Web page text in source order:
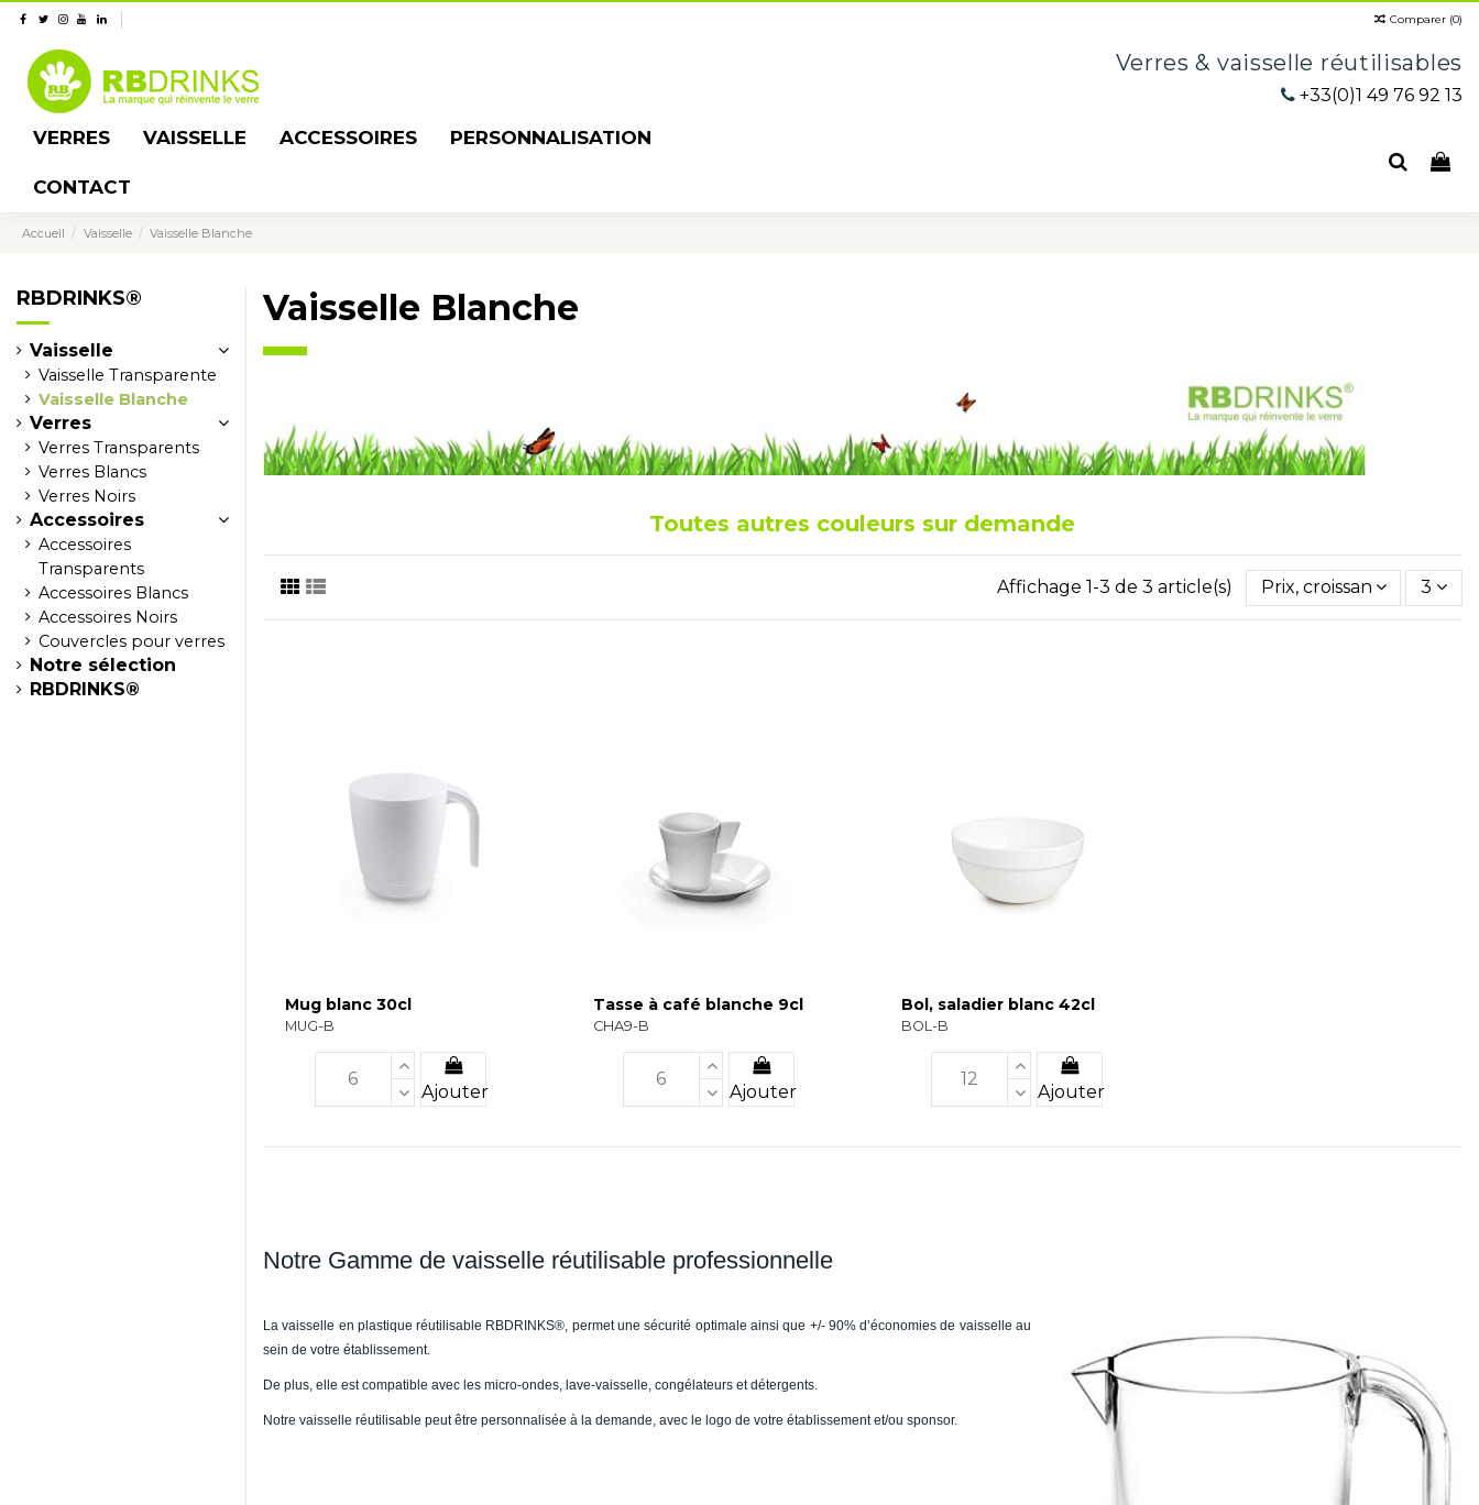
Comparer (0)
Verres & vaisselle réutilisables
+33(0)1 49 76 92 13
VERRES VAISSELLE ACCESSOIRES PERSONNALISATION
CONTACT
Accueil Vaisselle Vaisselle Blanche
Vaisselle Blanche
Toutes autres couleurs sur demande
Affichage 1-3 de 3 article(s) Prix, croissant 3
Mug blanc 30cl
MUG-B
Ajouter
Tasse à café blanche 9cl
CHA9-B
Ajouter
Bol, saladier blanc 42cl
BOL-B
Ajouter
Notre Gamme de vaisselle réutilisable professionnelle
Lavaisselle en plastiqueréutilisable RBDRINKS®, permet une sécurité optimale ainsi que +/- 90% d’économies de vaisselle au
sein de votre établissement.
De plus, elle est compatible avec les micro-ondes, lave-vaisselle, congélateurs et détergents.
Notre vaisselle réutilisable peut être personnalisée à la demande, avec le logo de votre établissement et/ou sponsor.
RBDRINKS®
Vaisselle
Vaisselle Transparente
Vaisselle Blanche
Verres
Verres Transparents
Verres Blancs
Verres Noirs
Accessoires
Accessoires
Transparents
Accessoires Blancs
Accessoires Noirs
Couvercles pour verres
Notre sélection
RBDRINKS®